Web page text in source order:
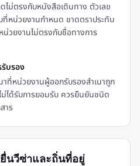
ม่ตรงกับหนังสือเดินทาง ตัวเลข
หน่วยงานกำหนด ขาดตราประทับ
วยงานไม่ตรงกับชื่อทางการ
บรอง
ที่หน่วยงานผู้ออกรับรองสำเนาถูก
ม่ได้รับการยอมรับ ควรยืนยันชนิด
าร
นวีซ่าและถิ่นที่อยู่